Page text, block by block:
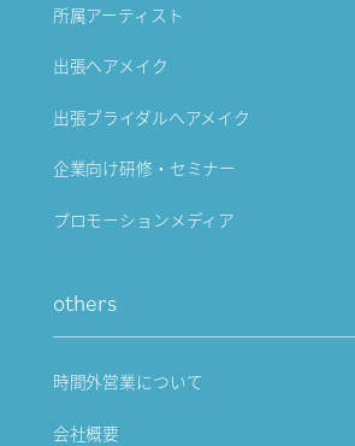
所属アーティスト
出張ヘアメイク
出張ブライダルヘアメイク
企業向け研修・セミナー
プロモーションメディア
others
時間外営業について
会社概要